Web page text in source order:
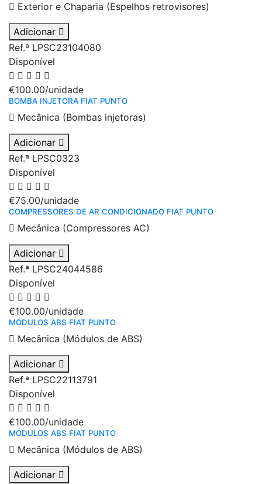
Exterior e Chaparia (Espelhos retrovisores)
Adicionar
Ref.ª LPSC23104080
Disponível
€100.00/unidade
BOMBA INJETORA FIAT PUNTO
Mecânica (Bombas injetoras)
Adicionar
Ref.ª LPSC0323
Disponível
€75.00/unidade
COMPRESSORES DE AR CONDICIONADO FIAT PUNTO
Mecânica (Compressores AC)
Adicionar
Ref.ª LPSC24044586
Disponível
€100.00/unidade
MÓDULOS ABS FIAT PUNTO
Mecânica (Módulos de ABS)
Adicionar
Ref.ª LPSC22113791
Disponível
€100.00/unidade
MÓDULOS ABS FIAT PUNTO
Mecânica (Módulos de ABS)
Adicionar